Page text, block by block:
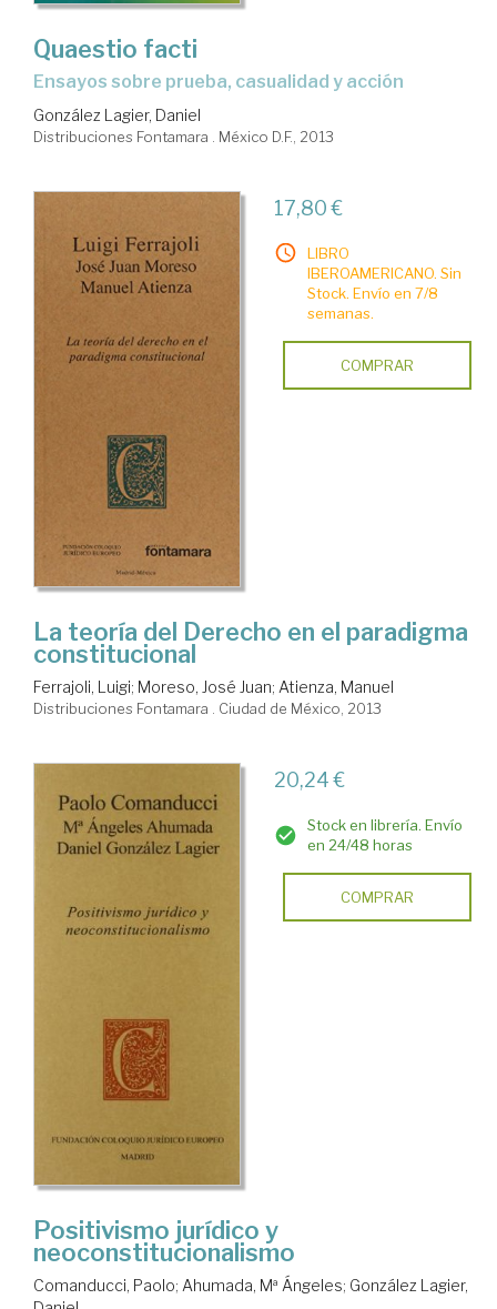
Quaestio facti
ensayos sobre prueba, casualidad y acción
González Lagier, Daniel
Distribuciones Fontamara . México D.F., 2013
17,80 €
LIBRO
IBEROAMERICANO. Sin
Stock. Envío en 7/8
semanas.
COMPRAR
La teoría del Derecho en el paradigma
constitucional
Ferrajoli, Luigi; Moreso, José Juan; Atienza, Manuel
Distribuciones Fontamara . Ciudad de México, 2013
20,24 €
Stock en librería. Envío
en 24/48 horas
COMPRAR
Positivismo jurídico y
neoconstitucionalismo
Comanducci, Paolo; Ahumada, Mª Ángeles; González Lagier,